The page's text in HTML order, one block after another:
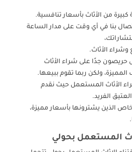
من الأثاث بأسعار تنافسية.
بنا في أي وقت على مدار الساعة
وشراء الأثاث.
جدًا على شراء الأثاث
ولكن ربما تقوم ببيعها.
الأثاث المستعمل حيث نقدم
الفريد.
الذين يشترونها بأسعار مميزة،
المستعمل بحولي